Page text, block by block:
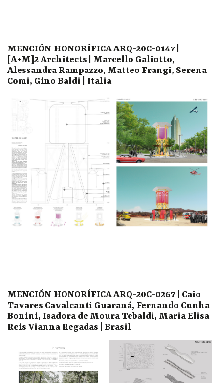
MENCIÓN HONORÍFICA ARQ-20C-0147 |
[A+M]2 Architects | Marcello Galiotto,
Alessandra Rampazzo, Matteo Frangi, Serena
Comi, Gino Baldi | Italia
MENCIÓN HONORÍFICA ARQ-20C-0267 | Caio
Tavares Cavalcanti Guaraná, Fernando Cunha
Bonini, Isadora de Moura Tebaldi, Maria Elisa
Reis Vianna Regadas | Brasil